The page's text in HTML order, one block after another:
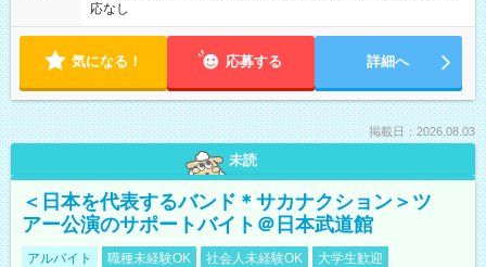
応なし
気になる！ 応募する 詳細へ
掲載日：2026.08.03
未読
＜日本を代表するバンド＊サカナクション＞ツ
アー公演のサポートバイト＠日本武道館
アルバイト 職種未経験OK 社会人未経験OK
大学生歓迎